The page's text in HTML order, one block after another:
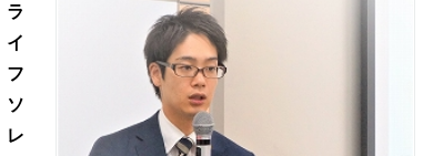
ラ
イ
フ
ソ
レ